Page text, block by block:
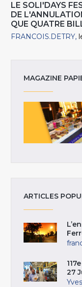
LE SOLI'DAYS
DE
QUE QUATRE
FRANCOIS.DETRY
MAGAZINE
ARTICLES
27